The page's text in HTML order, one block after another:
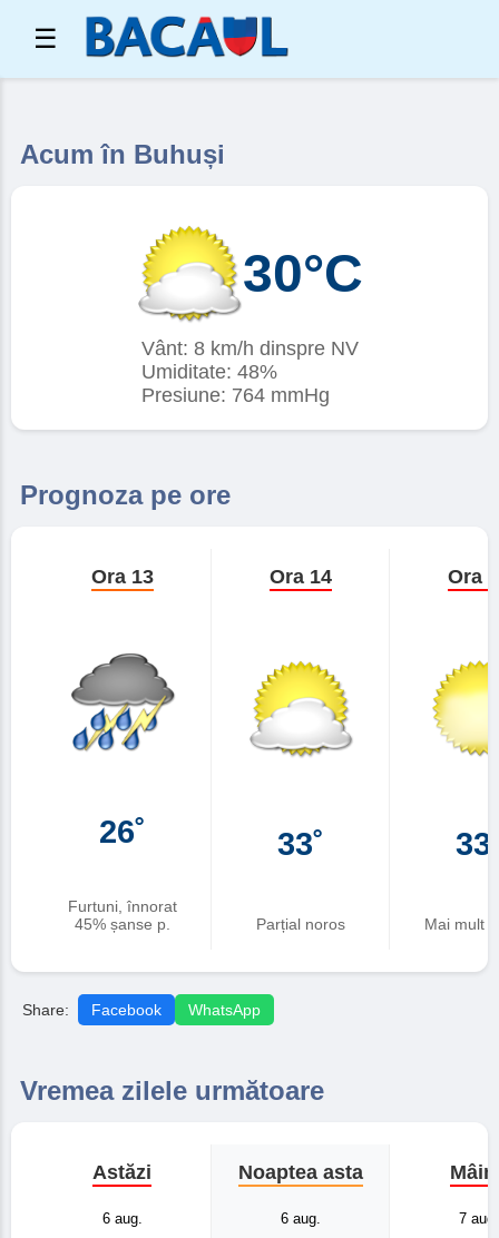
☰
Acum în Buhuși
30°C
Vânt: 8 km/h dinspre NV
Umiditate: 48%
Presiune: 764 mmHg
Prognoza pe ore
Ora 13
26˚
Furtuni, înnorat
45% șanse p.
Ora 14
33˚
Parțial noros
Ora
Mai mult
Share: Facebook WhatsApp
Vremea zilele următoare
Astăzi
6 aug.
Noaptea asta
6 aug. 7 aug.